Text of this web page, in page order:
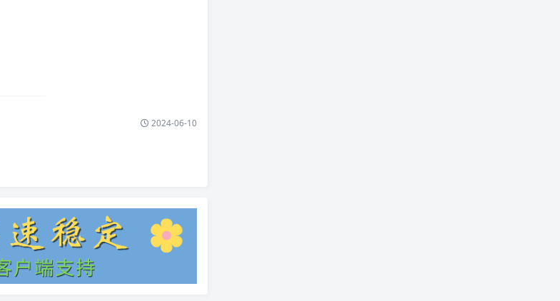
2024-06-10